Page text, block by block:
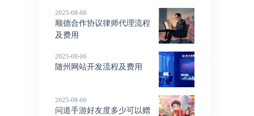
2025-08-06
顺德合作协议律师代理流程
及费用
2025-08-06
随州网站开发流程及费用
2025-08-06
问道手游好友度多少可以赠